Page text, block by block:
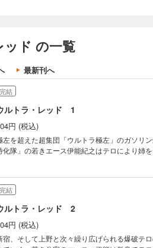
ド の一覧
最新刊へ
完結
ルトラ・レッド 1
円 (税込)
左を超えた超集団「ウルトラ極左」のガソリ
化隊」の若きエース伊能紀之はテロにより姉
完結
ルトラ・レッド 2
円 (税込)
宿、そして上野と次々繰り広げられる爆破テ